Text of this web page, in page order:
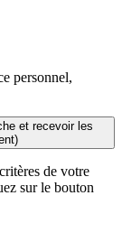
personnel,
et recevoir les
de votre
sur le bouton